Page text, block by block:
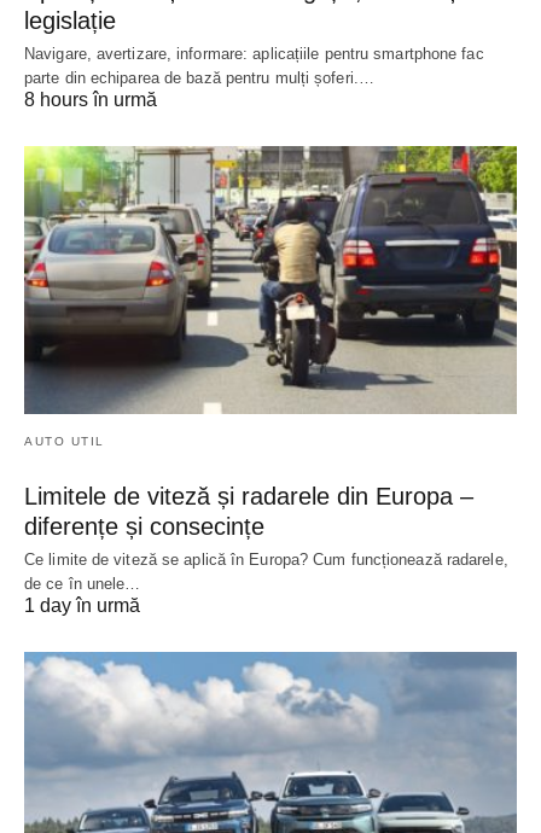
legislație
Navigare, avertizare, informare: aplicațiile pentru smartphone fac
parte din echiparea de bază pentru mulți șoferi.…
8 hours în urmă
AUTO UTIL
Limitele de viteză și radarele din Europa –
diferențe și consecințe
Ce limite de viteză se aplică în Europa? Cum funcționează radarele,
de ce în unele…
1 day în urmă